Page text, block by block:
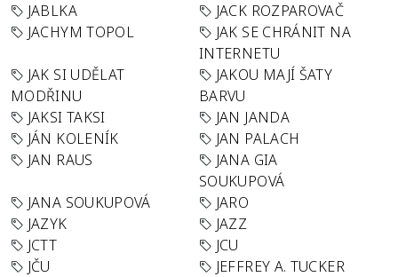
JABLKA
JACK ROZPAROVAČ
JACHYM TOPOL
JAK SE CHRÁNIT NA
INTERNETU
JAK SI UDĚLAT
MODŘINU
JAKOU MAJÍ ŠATY
BARVU
JAKSI TAKSI
JAN JANDA
JÁN KOLENÍK
JAN PALACH
JAN RAUS
JANA GIA
SOUKUPOVÁ
JANA SOUKUPOVÁ
JARO
JAZYK
JAZZ
JCTT
JCU
JČU
JEFFREY A. TUCKER